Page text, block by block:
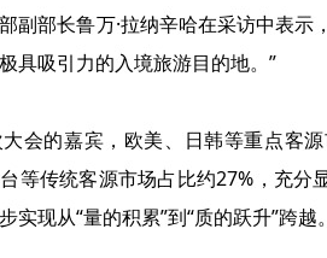
副部长鲁万·拉纳辛哈在采访中表
具吸引力的入境旅游目的地。”
会的嘉宾，欧美、日韩等重点客
等传统客源市场占比约27%，充
实现从“量的积累”到“质的跃升”跨越。